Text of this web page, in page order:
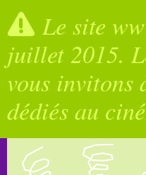
Le site
juillet 2015.
vous invitons
dédiés au